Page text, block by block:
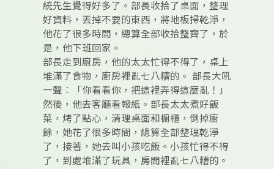
統先生覺得好多了。部長收拾了桌面，整理
好資料，丟掉不要的東西，將地板掃乾淨，
他花了很多時間，總算全部收拾整齊了，於
是，他下班回家。
部長走到廚房，他的太太忙得不得了，桌上
堆滿了食物，廚房裡亂七八糟的。 部長大吼
一聲︰「你看看你，把這裡弄得這麼亂！」
然後，他去客廳看報紙。部長太太煮好飯
菜，烤了點心，清理桌面和櫥櫃，倒掉廚
餘，她花了很多時間，總算全部整理乾淨
了，接著，她去叫小孩吃飯。小孩忙得不得
了，到處堆滿了玩具，房間裡亂七八糟的。